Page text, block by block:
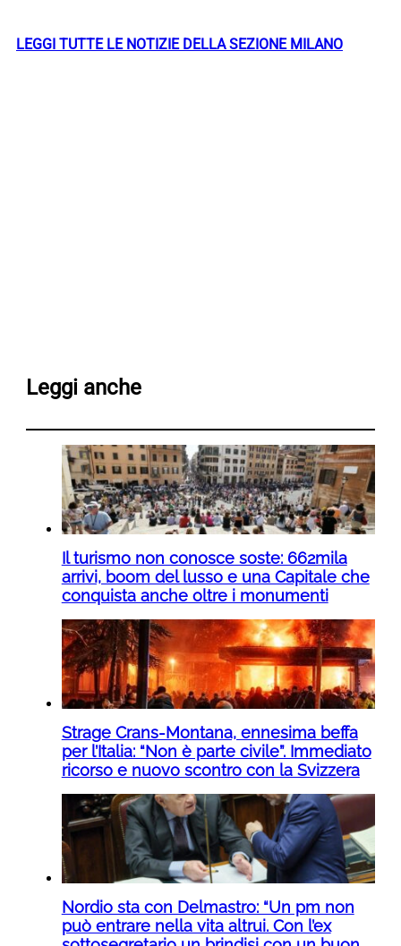
LEGGI TUTTE LE NOTIZIE DELLA SEZIONE MILANO
Leggi anche
Il turismo non conosce soste: 662mila
arrivi, boom del lusso e una Capitale che
conquista anche oltre i monumenti
Strage Crans-Montana, ennesima beffa
per l’Italia: “Non è parte civile”. Immediato
ricorso e nuovo scontro con la Svizzera
Nordio sta con Delmastro: “Un pm non
può entrare nella vita altrui. Con l’ex